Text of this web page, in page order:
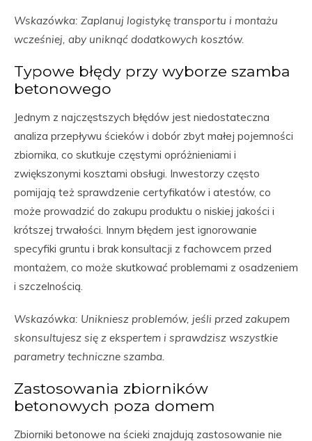
Wskazówka: Zaplanuj logistykę transportu i montażu
wcześniej, aby uniknąć dodatkowych kosztów.
Typowe błędy przy wyborze szamba
betonowego
Jednym z najczęstszych błędów jest niedostateczna
analiza przepływu ścieków i dobór zbyt małej pojemności
zbiornika, co skutkuje częstymi opróżnieniami i
zwiększonymi kosztami obsługi. Inwestorzy często
pomijają też sprawdzenie certyfikatów i atestów, co
może prowadzić do zakupu produktu o niskiej jakości i
krótszej trwałości. Innym błędem jest ignorowanie
specyfiki gruntu i brak konsultacji z fachowcem przed
montażem, co może skutkować problemami z osadzeniem
i szczelnością.
Wskazówka: Unikniesz problemów, jeśli przed zakupem
skonsultujesz się z ekspertem i sprawdzisz wszystkie
parametry techniczne szamba.
Zastosowania zbiorników
betonowych poza domem
Zbiorniki betonowe na ścieki znajdują zastosowanie nie